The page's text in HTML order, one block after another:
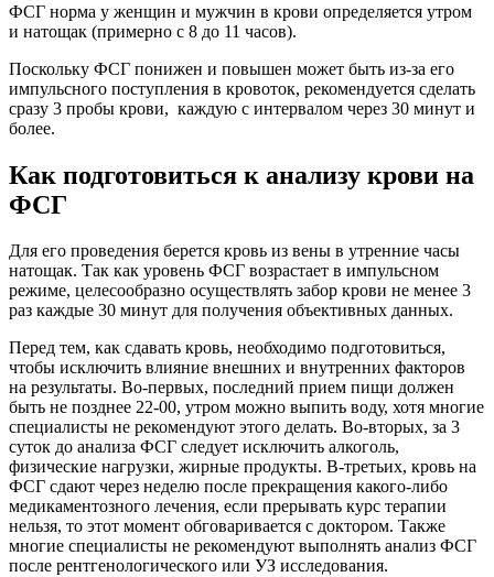
ФСГ норма у женщин и мужчин в крови определяется утром
и натощак (примерно с 8 до 11 часов).
Поскольку ФСГ понижен и повышен может быть из-за его
импульсного поступления в кровоток, рекомендуется сделать
сразу 3 пробы крови, каждую с интервалом через 30 минут и
более.
Как подготовиться к анализу крови на
ФСГ
Для его проведения берется кровь из вены в утренние часы
натощак. Так как уровень ФСГ возрастает в импульсном
режиме, целесообразно осуществлять забор крови не менее 3
раз каждые 30 минут для получения объективных данных.
Перед тем, как сдавать кровь, необходимо подготовиться,
чтобы исключить влияние внешних и внутренних факторов
на результаты. Во-первых, последний прием пищи должен
быть не позднее 22-00, утром можно выпить воду, хотя многие
специалисты не рекомендуют этого делать. Во-вторых, за 3
суток до анализа ФСГ следует исключить алкоголь,
физические нагрузки, жирные продукты. В-третьих, кровь на
ФСГ сдают через неделю после прекращения какого-либо
медикаментозного лечения, если прерывать курс терапии
нельзя, то этот момент обговаривается с доктором. Также
многие специалисты не рекомендуют выполнять анализ ФСГ
после рентгенологического или УЗ исследования.